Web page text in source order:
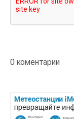
0 коментарии